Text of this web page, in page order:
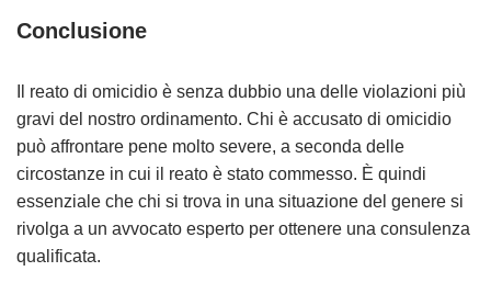
Conclusione
Il reato di omicidio è senza dubbio una delle violazioni più
gravi del nostro ordinamento. Chi è accusato di omicidio
può affrontare pene molto severe, a seconda delle
circostanze in cui il reato è stato commesso. È quindi
essenziale che chi si trova in una situazione del genere si
rivolga a un avvocato esperto per ottenere una consulenza
qualificata.